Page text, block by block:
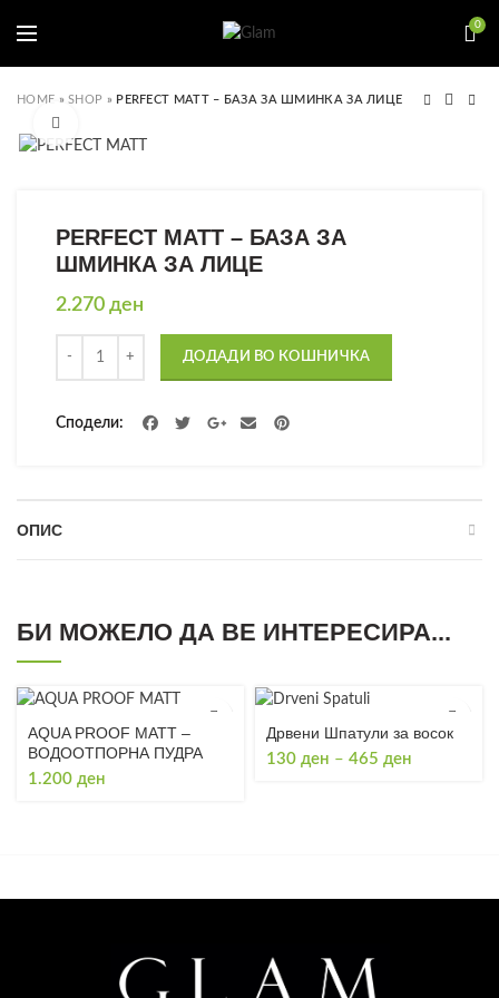
0
HOME »SHOP » PERFECT MATT – БАЗА ЗА ШМИНКА ЗА ЛИЦЕ
PERFECT MATT – БАЗА ЗА
ШМИНКА ЗА ЛИЦЕ
2.270 ден
ДОДАДИ ВО КОШНИЧКА
Сподели
ОПИС
БИ МОЖЕЛО ДА ВЕ ИНТЕРЕСИРА...
AQUA PROOF MATT –
ВОДООТПОРНА ПУДРА
1.200 ден
Дрвени Шпатули за восок
130 ден – 465 ден